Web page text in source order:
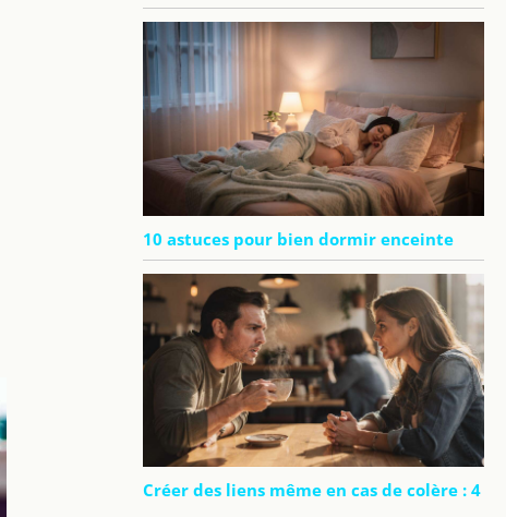
10 astuces pour bien dormir enceinte
Créer des liens même en cas de colère : 4